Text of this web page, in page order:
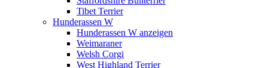
Tibet Terrier
Hunderassen W
Hunderassen W anzeigen
Weimaraner
Welsh Corgi
West Highland Terrier